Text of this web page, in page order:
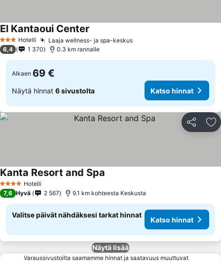
3 Tähtiluokitus
Hotelli Laaja wellness- ja spa-keskus
El Kantaoui Center
6,4 1 370 0.3 km rannalle
Alkaen 69 €
Näytä hinnat 6 sivustolta Katso hinnat
Jaa
4 Tähtiluokitus
Hotelli
Kanta Resort and Spa
7,6 Hyvä 2 567 9.1 km kohteesta Keskusta
Valitse päivät nähdäksesi tarkat hinnat
Katso hinnat
Näytä lisää
Varaussivustoilta saamamme hinnat ja saatavuus muuttuvat